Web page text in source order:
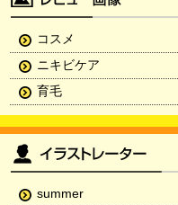
コスメ
ニキビケア
育毛
summer